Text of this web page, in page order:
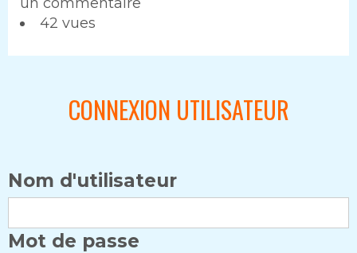
42 vues
CONNEXION UTILISATEUR
Nom d'utilisateur
Mot de passe